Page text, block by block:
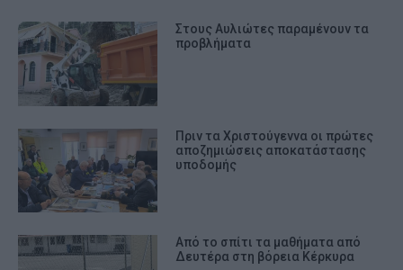
Στους Αυλιώτες παραμένουν τα
προβλήματα
Πριν τα Χριστούγεννα οι πρώτες
αποζημιώσεις αποκατάστασης
υποδομής
Από το σπίτι τα μαθήματα από
Δευτέρα στη βόρεια Κέρκυρα